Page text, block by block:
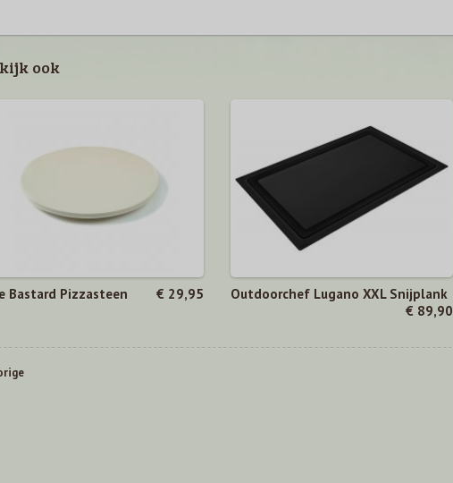
ook
Bastard Pizzasteen € 29,95
Outdoorchef Lugano XXL Snijplank
€ 89,90